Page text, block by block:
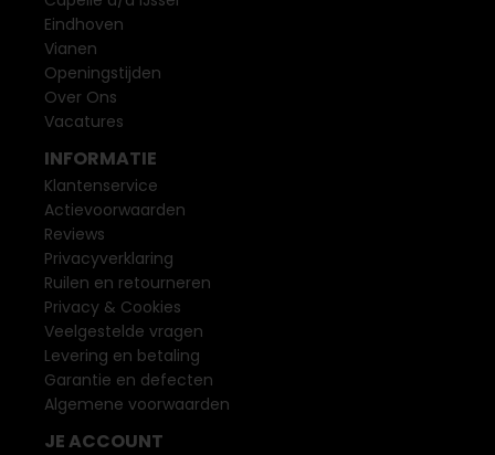
Eindhoven
Vianen
Openingstijden
Over Ons
Vacatures
INFORMATIE
Klantenservice
Actievoorwaarden
Reviews
Privacyverklaring
Ruilen en retourneren
Privacy & Cookies
Veelgestelde vragen
Levering en betaling
Garantie en defecten
Algemene voorwaarden
JE ACCOUNT